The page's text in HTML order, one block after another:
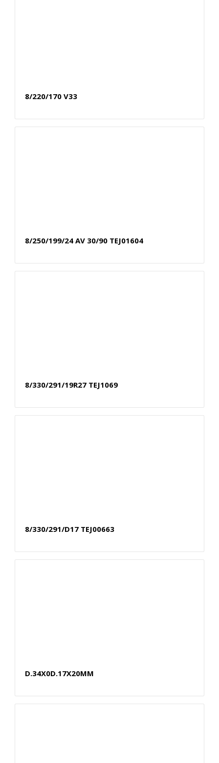
8/220/170 V33
8/250/199/24 AV 30/90 TEJ01604
8/330/291/19R27 TEJ1069
8/330/291/D17 TEJ00663
D.34X0D.17X20MM